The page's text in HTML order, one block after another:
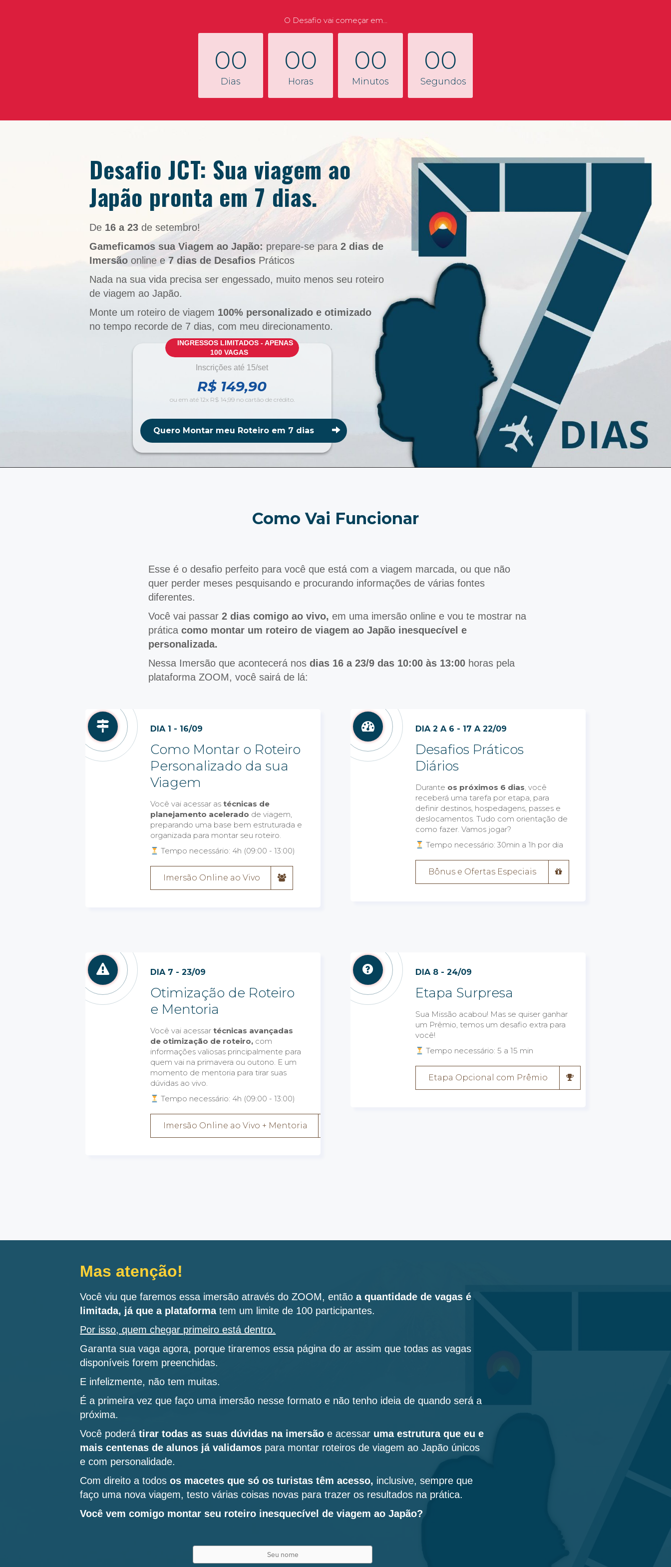
O Desafio vai começar em...
00
Dias
00
Horas
00
Minutos
00
Segundos
Desafio JCT: Sua viagem ao
Japão pronta em 7 dias.
De16 a 23de setembro!
Gameficamos sua Viagem ao Japão: prepare-se para 2 dias de
Imersãoonline e 7 dias de DesafiosPráticos
Nada na sua vida precisa ser engessado, muito menos seu roteiro
de viagem ao Japão.
Monte um roteiro de viagem 100% personalizado e otimizado
no tempo recorde de 7 dias, com meu direcionamento.
INGRESSOS LIMITADOS - APENAS
100 VAGAS
Inscrições até 15/set
R$ 149,90
ou em até 12x R$ 14,99 no cartão de crédito.
Quero Montar meu Roteiro em 7 dias
Como Vai Funcionar
Esse é o desafio perfeito para você que está com a viagem marcada, ou que não
quer perder meses pesquisando e procurando informações de várias fontes
diferentes.
Você vai passar2 dias comigo ao vivo, em uma imersão online e vou te mostrar na
práticacomo montar um roteiro de viagem ao Japão inesquecível e
personalizada.
Nessa Imersão que acontecerá nosdias 16 a 23/9 das 10:00 às 13:00 horas pela
plataforma ZOOM, você sairá de lá:
DIA 1 - 16/09
Como Montar o Roteiro
Personalizado da sua
Viagem
Você vai acessar astécnicas de
planejamento acelerado de viagem,
preparando uma base bem estruturada e
organizada para montar seu roteiro.
Tempo necessário: 4h (09:00 - 13:00)
Imersão Online ao Vivo
DIA 2 A 6 - 17 A 22/09
Desafios Práticos
Diários
Durante os próximos 6 dias, você
receberá uma tarefa por etapa, para
definir destinos, hospedagens, passes e
deslocamentos. Tudo com orientação de
como fazer. Vamos jogar?
Tempo necessário: 30min a 1h por dia
Bônus e Ofertas Especiais
DIA 7 - 23/09
Otimização de Roteiro
e Mentoria
Você vai acessartécnicas avançadas
de otimização de roteiro, com
informações valiosas principalmente para
quem vai na primavera ou outono. E um
momento de mentoria para tirar suas
dúvidas ao vivo.
Tempo necessário: 4h (09:00 - 13:00)
Imersão Online ao Vivo + Mentoria
DIA 8 - 24/09
Etapa Surpresa
Sua Missão acabou! Mas se quiser ganhar
um Prêmio, temos um desafio extra para
você!
Tempo necessário: 5 a 15 min
Etapa Opcional com Prêmio
Mas atenção!
Você viu que faremos essa imersão através do ZOOM, entãoa quantidade de vagas é
limitada, já que a plataformatem um limite de 100 participantes.
Por isso, quem chegar primeiro está dentro.
Garanta sua vaga agora, porque tiraremos essa página do ar assim que todas as vagas
disponíveis forem preenchidas.
E infelizmente, não tem muitas.
É a primeira vez que faço uma imersão nesse formato e não tenho ideia de quando será a
próxima.
Você poderátirar todas as suas dúvidas na imersão e acessar uma estrutura que eu e
mais centenas de alunos já validamos para montar roteiros de viagem ao Japão únicos
e com personalidade.
Com direito a todosos macetes que só os turistas têm acesso, inclusive, sempre que
faço uma nova viagem, testo várias coisas novas para trazer os resultados na prática.
Você vem comigo montar seu roteiro inesquecível de viagem ao Japão?